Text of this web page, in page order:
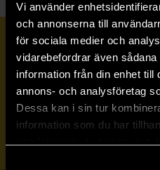
Vi använder
och annonserna till
för sociala medier och
vidarebefordrar även
information från din enhet till
annons- och analysföretag
Dessa kan i sin tur
information som du har
Prenumerera